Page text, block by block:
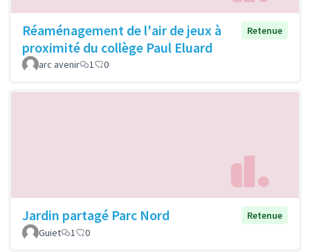
Réaménagement de l'air de jeux à
proximité du collège Paul Eluard
Retenue
arc avenir 1 0
Jardin partagé Parc Nord
Retenue
Guiet
1 0